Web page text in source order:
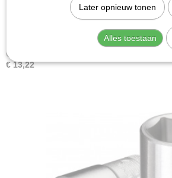
Gedore 19 33 (2545306)
€ 13,22
Later opnieuw tonen
Alles toestaan